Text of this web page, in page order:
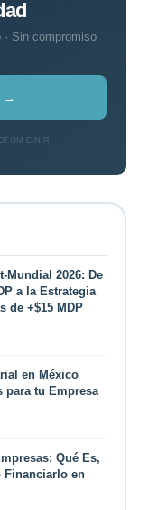
· Sin compromiso
→
E.N.R.
Mundial 2026: De
a la Estrategia
de +$15 MDP
en México
para tu Empresa
Qué Es,
Financiarlo en